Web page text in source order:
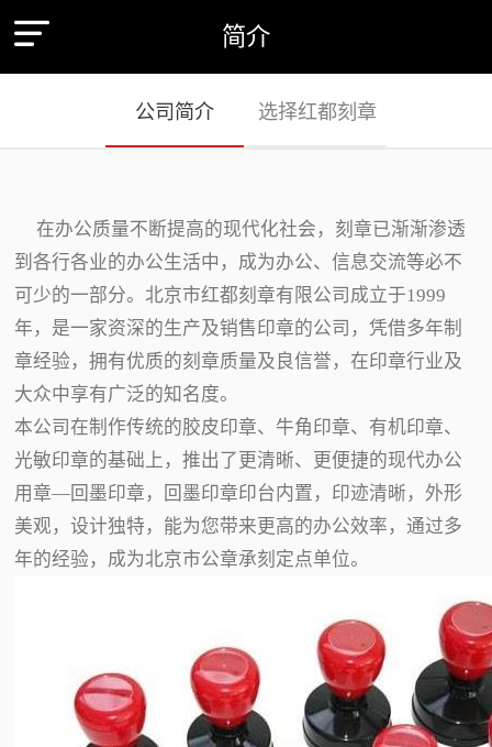
简介
公司简介 选择红都刻章
在办公质量不断提高的现代化社会，刻章已渐渐渗透
到各行各业的办公生活中，成为办公、信息交流等必不
可少的一部分。北京市红都刻章有限公司成立于1999
年，是一家资深的生产及销售印章的公司，凭借多年制
章经验，拥有优质的刻章质量及良信誉，在印章行业及
大众中享有广泛的知名度。
本公司在制作传统的胶皮印章、牛角印章、有机印章、
光敏印章的基础上，推出了更清晰、更便捷的现代办公
用章—回墨印章，回墨印章印台内置，印迹清晰，外形
美观，设计独特，能为您带来更高的办公效率，通过多
年的经验，成为北京市公章承刻定点单位。